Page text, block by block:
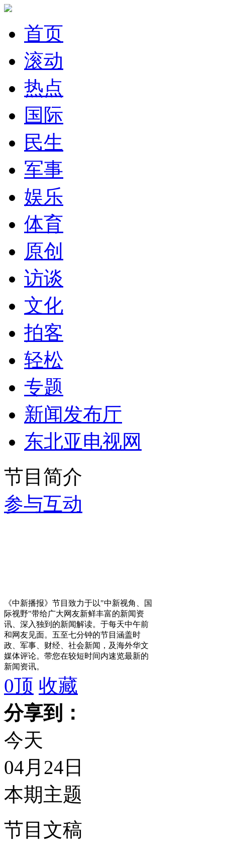
首页
滚动
热点
国际
民生
军事
娱乐
体育
原创
访谈
文化
拍客
轻松
专题
新闻发布厅
东北亚电视网
节目简介
参与互动
《中新播报》节目致力于以"中新视角、国
际视野"带给广大网友新鲜丰富的新闻资
讯、深入独到的新闻解读。于每天中午前
和网友见面。五至七分钟的节目涵盖时
政、军事、财经、社会新闻，及海外华文
媒体评论。带您在较短时间内速览最新的
新闻资讯。
0顶 收藏
分享到：
今天
04月24日
本期主题
节目文稿